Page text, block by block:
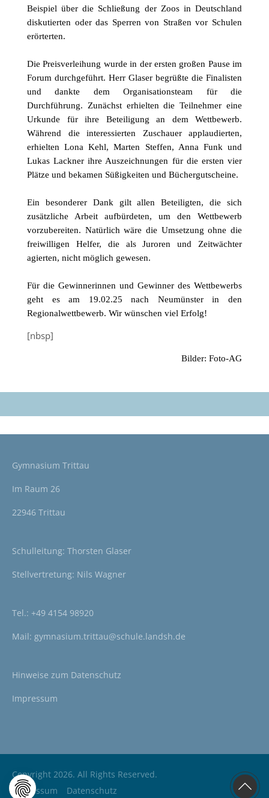
Beispiel über die Schließung der Zoos in Deutschland
diskutierten oder das Sperren von Straßen vor Schulen
erörterten.
Die Preisverleihung wurde in der ersten großen Pause im
Forum durchgeführt. Herr Glaser begrüßte die Finalisten
und dankte dem Organisationsteam für die
Durchführung. Zunächst erhielten die Teilnehmer eine
Urkunde für ihre Beteiligung an dem Wettbewerb.
Während die interessierten Zuschauer applaudierten,
erhielten Lona Kehl, Marten Steffen, Anna Funk und
Lukas Lackner ihre Auszeichnungen für die ersten vier
Plätze und bekamen Süßigkeiten und Büchergutscheine.
Ein besonderer Dank gilt allen Beteiligten, die sich
zusätzliche Arbeit aufbürdeten, um den Wettbewerb
vorzubereiten. Natürlich wäre die Umsetzung ohne die
freiwilligen Helfer, die als Juroren und Zeitwächter
agierten, nicht möglich gewesen.
Für die Gewinnerinnen und Gewinner des Wettbewerbs
geht es am 19.02.25 nach Neumünster in den
Regionalwettbewerb. Wir wünschen viel Erfolg!
[nbsp]
Bilder: Foto-AG
Gymnasium Trittau
Im Raum 26
22946 Trittau
Schulleitung: Thorsten Glaser
Stellvertretung: Nils Wagner
Tel.: +49 4154 98920
Mail: gymnasium.trittau@schule.landsh.de
Hinweise zum Datenschutz
Impressum
Copyright 2026. All Rights Reserved.
Impressum
Datenschutz